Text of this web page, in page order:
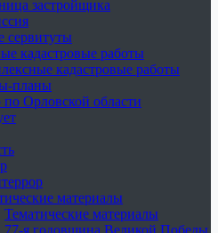
застройщика
сервитуты
кадастровые работы
кадастровые работы
планы
по Орловской области
материалы
Тематические материалы
77-я годовщина Великой Победы